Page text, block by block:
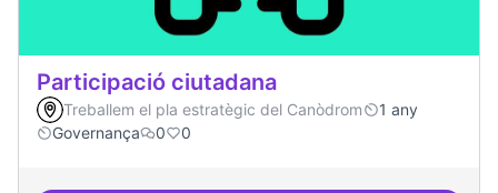
Participació ciutadana
Treballem el pla estratègic del Canòdrom
1 any
Governança
0 0